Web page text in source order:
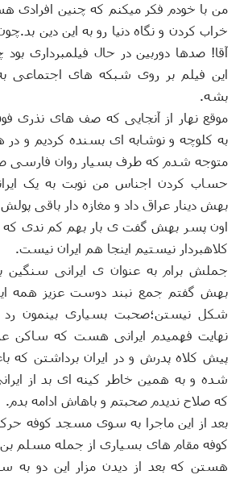
من با خودم فکر میکنم که چنین افرادی
خراب کردن و نگاه دنیا رو به این دین بد .
آقا! صدها دوربین در حال فیلمبرداری
این فیلم بر روی شبکه های اجتماعی
بشه.
موقع نهار از آنجایی که صف های نذری
به کلوچه و نوشابه ای بسنده کردیم و
متوجه شدم که طرف بسیار روان فارسی
حساب کردن اجناس من نوبت به یک
بهش دینار عراق داد و مغازه دار باقی
اون پسر بهش گفت ی بار بهم کم ندی که
کلاهبردار نیستیم اینجا هم ایران نیست.
جملش برام به عنوان ی ایرانی سنگین
بهش گفتم جمع نبند دوست عزیز همه
شکل نیستن؛صحبت بسیاری بینمون رد
نهایت فهمیدم ایرانی هست که ساکن
پیش کلاه پدرش و در ایران برداشتن
شده و به همین خاطر کینه ای بد از
که صلاح ندیدم صحبتم و باهاش ادامه بدم.
بعد از این ماجرا به سوی مسجد کوفه
کوفه مقام های بسیاری از جمله مسلم
هستن که بعد از دیدن مزار این دو